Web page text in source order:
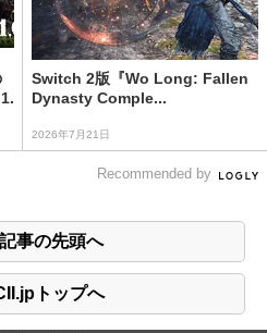
Switch 2版『Wo Long: Fallen
Dynasty Comple...
2026年7月21日
Recommended by
事の先頭へ
トップへ